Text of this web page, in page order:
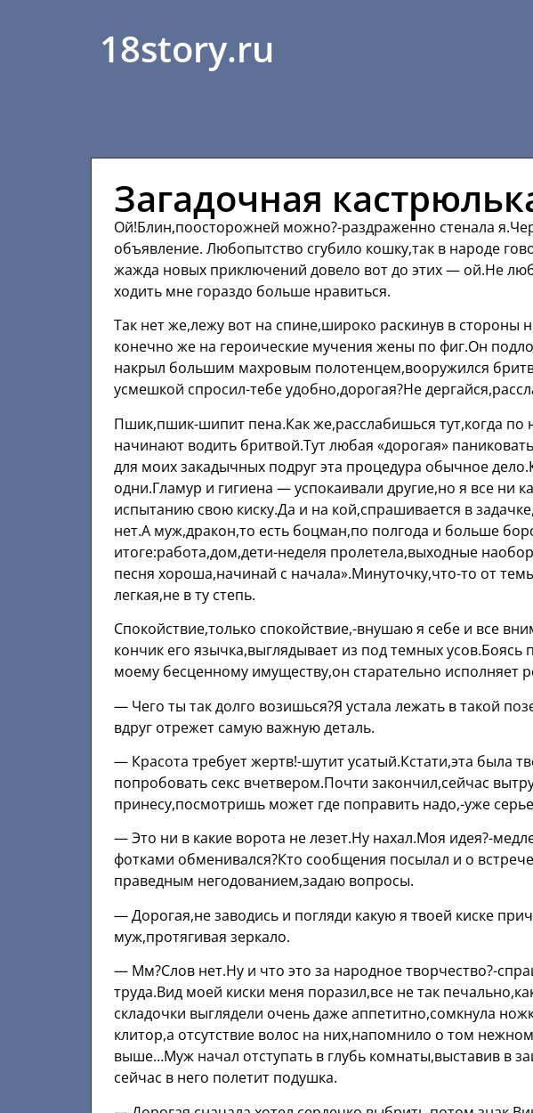
18story.ru
Загадочная
Ой!Блин,поосторожней можно?-раздраженно стенала
объявление. Любопытство сгубило кошку,так в народе
жажда новых приключений довело вот до этих — ой.Не
ходить мне гораздо больше нравиться.
Так нет же,лежу вот на спине,широко раскинув в
конечно же на героические мучения жены по фиг.Он
накрыл большим махровым полотенцем,вооружился
усмешкой спросил-тебе удобно,дорогая?Не
Пшик,пшик-шипит пена.Как же,расслабишься тут,когда
начинают водить бритвой.Тут любая «дорогая»
для моих закадычных подруг эта процедура обычное
одни.Гламур и гигиена — успокаивали другие,но я все ни
испытанию свою киску.Да и на кой,спрашивается в
нет.А муж,дракон,то есть боцман,по полгода и больше
итоге:работа,дом,дети-неделя пролетела,выходные
песня хороша,начинай с начала».Минуточку,что-то от
легкая,не в ту степь.
Спокойствие,только спокойствие,-внушаю я себе и все
кончик его язычка,выглядывает из под темных
моему бесценному имуществу,он старательно исполняет
— Чего ты так долго возишься?Я устала лежать в такой
вдруг отрежет самую важную деталь.
— Красота требует жертв!-шутит усатый.Кстати,эта была
попробовать секс вчетвером.Почти закончил,сейчас
принесу,посмотришь может где поправить надо,-уже
— Это ни в какие ворота не лезет.Ну нахал.Моя идея?-
фотками обменивался?Кто сообщения посылал и о
праведным негодованием,задаю вопросы.
— Дорогая,не заводись и погляди какую я твоей киске
муж,протягивая зеркало.
— Мм?Слов нет.Ну и что это за народное творчество?-
труда.Вид моей киски меня поразил,все не так
складочки выглядели очень даже аппетитно,сомкнула
клитор,а отсутствие волос на них,напомнило о том
выше…Муж начал отступать в глубь комнаты,выставив в
сейчас в него полетит подушка.